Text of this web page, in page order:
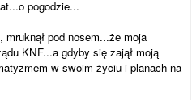
pogodzie...
pod nosem...że moja
KNF...a gdyby się zajął moją
w swoim życiu i planach na